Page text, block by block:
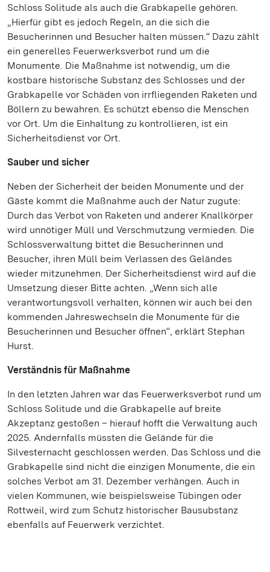
Schloss Solitude als auch die Grabkapelle gehören.
„Hierfür gibt es jedoch Regeln, an die sich die
Besucherinnen und Besucher halten müssen.“ Dazu zählt
ein generelles Feuerwerksverbot rund um die
Monumente. Die Maßnahme ist notwendig, um die
kostbare historische Substanz des Schlosses und der
Grabkapelle vor Schäden von irrfliegenden Raketen und
Böllern zu bewahren. Es schützt ebenso die Menschen
vor Ort. Um die Einhaltung zu kontrollieren, ist ein
Sicherheitsdienst vor Ort.
Sauber und sicher
Neben der Sicherheit der beiden Monumente und der
Gäste kommt die Maßnahme auch der Natur zugute:
Durch das Verbot von Raketen und anderer Knallkörper
wird unnötiger Müll und Verschmutzung vermieden. Die
Schlossverwaltung bittet die Besucherinnen und
Besucher, ihren Müll beim Verlassen des Geländes
wieder mitzunehmen. Der Sicherheitsdienst wird auf die
Umsetzung dieser Bitte achten. „Wenn sich alle
verantwortungsvoll verhalten, können wir auch bei den
kommenden Jahreswechseln die Monumente für die
Besucherinnen und Besucher öffnen“, erklärt Stephan
Hurst.
Verständnis für Maßnahme
In den letzten Jahren war das Feuerwerksverbot rund um
Schloss Solitude und die Grabkapelle auf breite
Akzeptanz gestoßen – hierauf hofft die Verwaltung auch
2025. Andernfalls müssten die Gelände für die
Silvesternacht geschlossen werden. Das Schloss und die
Grabkapelle sind nicht die einzigen Monumente, die ein
solches Verbot am 31. Dezember verhängen. Auch in
vielen Kommunen, wie beispielsweise Tübingen oder
Rottweil, wird zum Schutz historischer Bausubstanz
ebenfalls auf Feuerwerk verzichtet.